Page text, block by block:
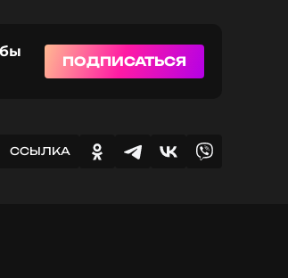
ПОДПИСАТЬСЯ
ССЫЛКА